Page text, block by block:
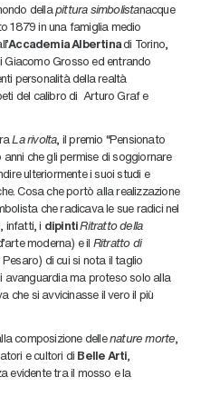
dellapittura simbolistanacque
1879 in una famiglia medio
Accademia Albertinadi Torino,
Giacomo Grosso ed entrando
personalità della realtà
del calibro di Arturo Graf e
La rivolta, il premio “Pensionato
che gli permise di soggiornare
ulteriormente i suoi studi e
Cosa che portò alla realizzazione
che radicava le sue radici nel
infatti, i dipintiRitratto della
moderna) e il Ritratto di
Pesaro) di cui si nota il taglio
avanguardia ma proteso solo alla
che si avvicinasse il vero il più
composizione dellenature morte,
e cultori di Belle Arti,
evidente tra il mosso e la